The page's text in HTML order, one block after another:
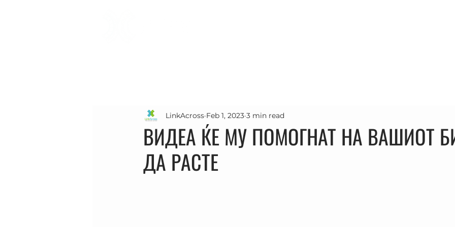
ВИДЕА ЌЕ МУ ПОМОГНАТ НА ВАШИОТ
ДА РАСТЕ
LinkAcross Feb 1, 2023 3 min read